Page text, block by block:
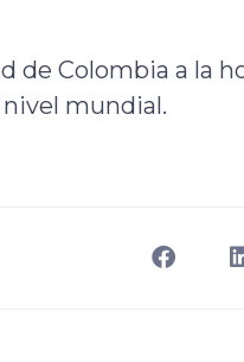
de Colombia a la
mundial.